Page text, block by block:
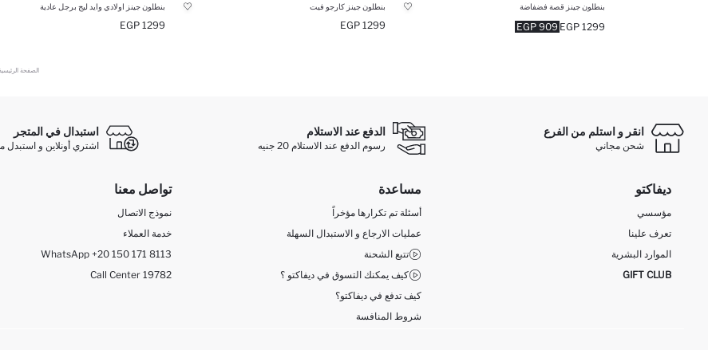
بنطلون جينز قصة فضفاضة
909 EGP 1299 EGP
بنطلون جينز كارجو فيت
1299 EGP
بنطلون جينز اولادي وايد ليج برجل عادية
1299 EGP
الصفحة
انقر و استلم من الفرع
شحن مجاني
الدفع عند الاستلام
رسوم الدفع عند الاستلام 20 جنيه
استبدال في المتجر
اشتري أونلاين و استبدل
ديفاكتو
مؤسسي
تعرف علينا
الموارد البشرية
GIFT CLUB
مساعدة
أسئلة تم تكرارها مؤخراً
عمليات الارجاع و الاستبدال السهلة
تتبع الشحنة
كيف يمكنك التسوق في ديفاكتو ؟
كيف تدفع في ديفاكتو؟
شروط المنافسة
تواصل معنا
نموذج الاتصال
خدمة العملاء
WhatsApp +20 150 171 8113
Call Center 19782